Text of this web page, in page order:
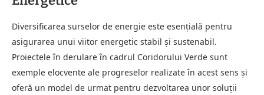
Diversificarea surselor de energie este esențială pentru
asigurarea unui viitor energetic stabil și sustenabil.
Proiectele în derulare în cadrul Coridorului Verde sunt
exemple elocvente ale progreselor realizate în acest sens și
oferă un model de urmat pentru dezvoltarea unor soluții